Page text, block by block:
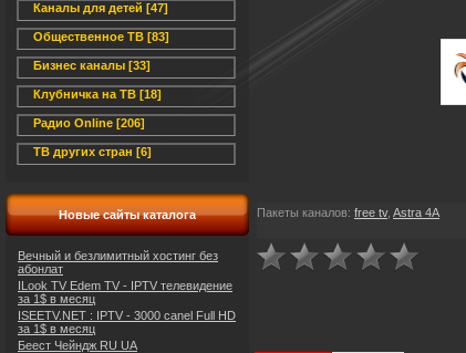
Каналы для детей [47]
Общественное ТВ [83]
Бизнес каналы [33]
Клубничка на ТВ [18]
Радио Online [206]
ТВ других стран [6]
Новые сайты каталога
Вечный и безлимитный хостинг без
абонлат
ILook TV Edem TV - IPTV телевидение
за 1$ в месяц
ISEETV.NET : IPTV - 3000 canel Full HD
за 1$ в месяц
Беест Чейндж RU UA
Пакеты каналов: free tv, Astra 4A